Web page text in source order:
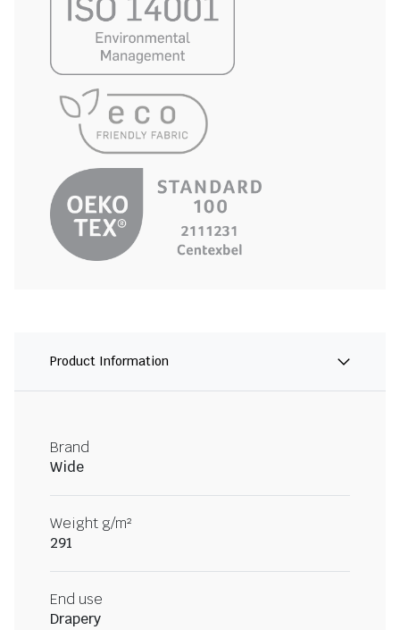
Product Information
Brand
Wide
Weight g/m²
291
End use
Drapery